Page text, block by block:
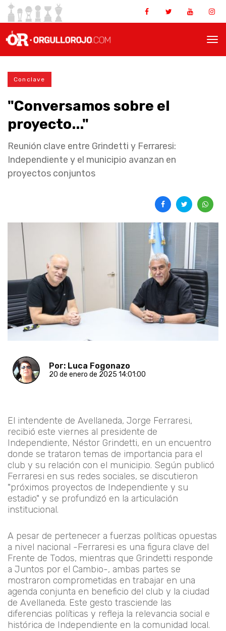
Conclave
"Conversamos sobre el
proyecto..."
Reunión clave entre Grindetti y Ferraresi:
Independiente y el municipio avanzan en
proyectos conjuntos
Por: Luca Fogonazo
20 de enero de 2025 14:01:00
El intendente de Avellaneda, Jorge Ferraresi,
recibió este viernes al presidente de
Independiente, Néstor Grindetti, en un encuentro
donde se trataron temas de importancia para el
club y su relación con el municipio. Según publicó
Ferraresi en sus redes sociales, se discutieron
"próximos proyectos de Independiente y su
estadio" y se profundizó en la articulación
institucional.
A pesar de pertenecer a fuerzas políticas opuestas
a nivel nacional -Ferraresi es una figura clave del
Frente de Todos, mientras que Grindetti responde
a Juntos por el Cambio-, ambas partes se
mostraron comprometidas en trabajar en una
agenda conjunta en beneficio del club y la ciudad
de Avellaneda. Este gesto trasciende las
diferencias políticas y refleja la relevancia social e
histórica de Independiente en la comunidad local.